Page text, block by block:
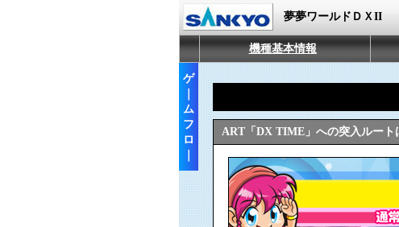
夢夢ワールドＤＸII
機種基本情報
ゲ
ム
フ
ロ
ART「DX TIME」への突入ルート